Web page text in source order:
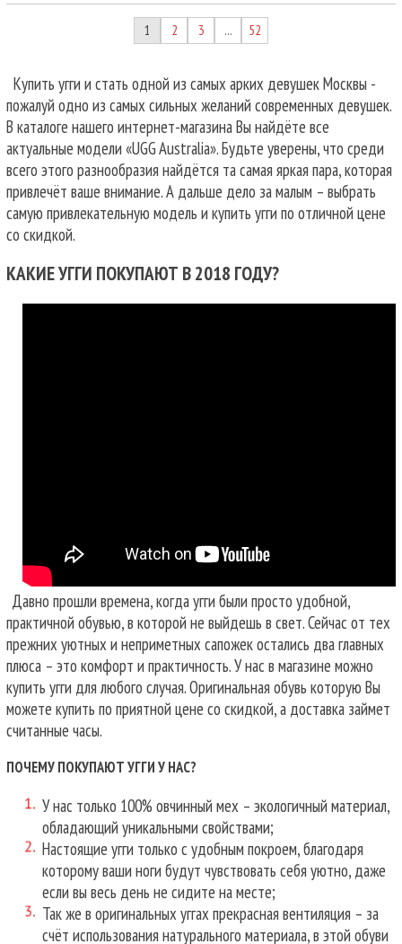
1 2 3 … 52
Купить угги и стать одной из самых арких девушек Москвы -
пожалуй одно из самых сильных желаний современных девушек.
В каталоге нашего интернет-магазина Вы найдёте все
актуальные модели «UGG Australia». Будьте уверены, что среди
всего этого разнообразия найдётся та самая яркая пара, которая
привлечёт ваше внимание. А дальше дело за малым – выбрать
самую привлекательную модель и купить угги по отличной цене
со скидкой.
КАКИЕ УГГИ ПОКУПАЮТ В 2018 ГОДУ?
Давно прошли времена, когда угги были просто удобной,
практичной обувью, в которой не выйдешь в свет. Сейчас от тех
прежних уютных и неприметных сапожек остались два главных
плюса – это комфорт и практичность. У нас в магазине можно
купить угги для любого случая.Оригинальная обувь которую Вы
можете купить по приятной цене со скидкой, а доставка займет
считанные часы.
ПОЧЕМУ ПОКУПАЮТ УГГИ У НАС?
У нас только 100% овчинный мех – экологичный материал,
обладающий уникальными свойствами;
Настоящие угги только с удобным покроем, благодаря
которому ваши ноги будут чувствовать себя уютно, даже
если вы весь день не сидите на месте;
Так же в оригинальных уггах прекрасная вентиляция – за
счёт использования натурального материала, в этой обуви